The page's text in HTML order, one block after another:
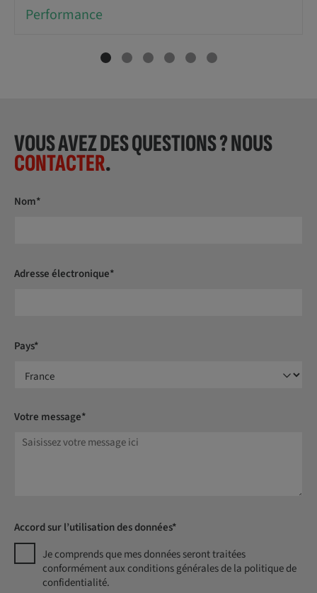
Performance
VOUS AVEZ DES QUESTIONS ? NOUS
CONTACTER.
Nom*
Adresse électronique*
Pays*
Votre message*
Accord sur l’utilisation des données*
Je comprends que mes données seront traitées
conformément aux conditions générales de la politique de
confidentialité.